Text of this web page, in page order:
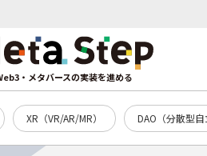
・メタバースの実装を進める
XR（VR/AR/MR） DAO（分散型